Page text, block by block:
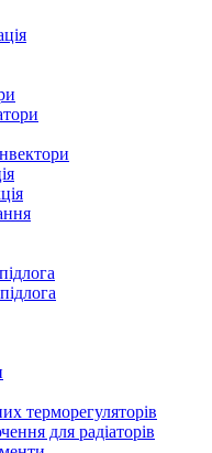
терморегуляторів
для радіаторів